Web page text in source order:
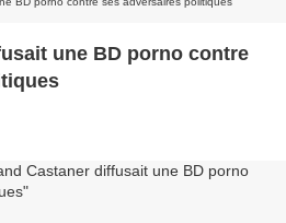
une BD porno contre